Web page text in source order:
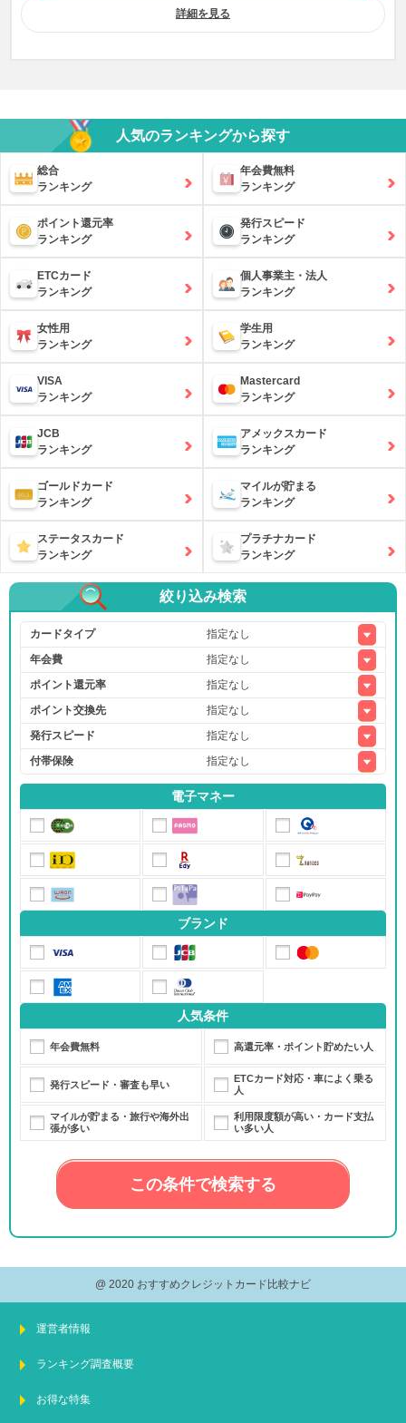
詳細を見る
人気のランキングから探す
総合
ランキング
年会費無料
ランキング
ポイント還元率
ランキング
発行スピード
ランキング
ETCカード
ランキング
個人事業主・法人
ランキング
女性用
ランキング
学生用
ランキング
VISA
ランキング
Mastercard
ランキング
JCB
ランキング
アメックスカード
ランキング
ゴールドカード
ランキング
マイルが貯まる
ランキング
ステータスカード
ランキング
プラチナカード
ランキング
絞り込み検索
カードタイプ
年会費
ポイント還元率
ポイント交換先
発行スピード
付帯保険
電子マネー
ブランド
人気条件
年会費無料 高還元率・ポイント貯めたい人
発行スピード・審査も早い
ETCカード対応・車によく乗る
人
マイルが貯まる・旅行や海外出
張が多い
利用限度額が高い・カード支払
い多い人
この条件で検索する
@ 2020 おすすめクレジットカード比較ナビ
運営者情報
ランキング調査概要
お得な特集